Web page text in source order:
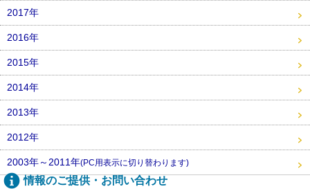
2017年
2016年
2015年
2014年
2013年
2012年
2003年～2011年(PC用表示に切り替わります)
情報のご提供・お問い合わせ